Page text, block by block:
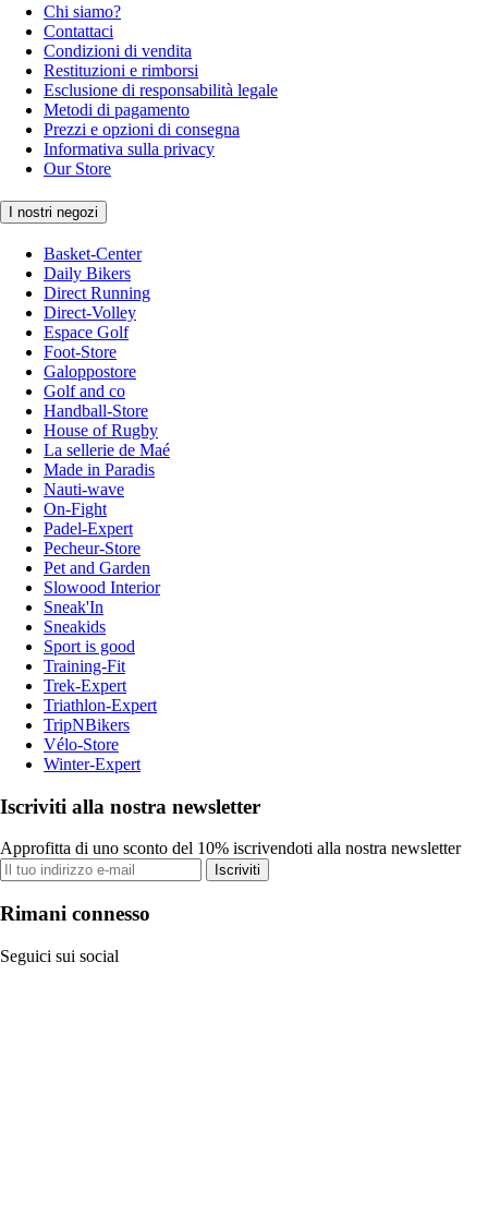
Chi siamo?
Contattaci
Condizioni di vendita
Restituzioni e rimborsi
Esclusione di responsabilità legale
Metodi di pagamento
Prezzi e opzioni di consegna
Informativa sulla privacy
Our Store
I nostri negozi
Basket-Center
Daily Bikers
Direct Running
Direct-Volley
Espace Golf
Foot-Store
Galoppostore
Golf and co
Handball-Store
House of Rugby
La sellerie de Maé
Made in Paradis
Nauti-wave
On-Fight
Padel-Expert
Pecheur-Store
Pet and Garden
Slowood Interior
Sneak'In
Sneakids
Sport is good
Training-Fit
Trek-Expert
Triathlon-Expert
TripNBikers
Vélo-Store
Winter-Expert
Iscriviti alla nostra newsletter
Approfitta di uno sconto del 10% iscrivendoti alla nostra newsletter
Iscriviti
Rimani connesso
Seguici sui social